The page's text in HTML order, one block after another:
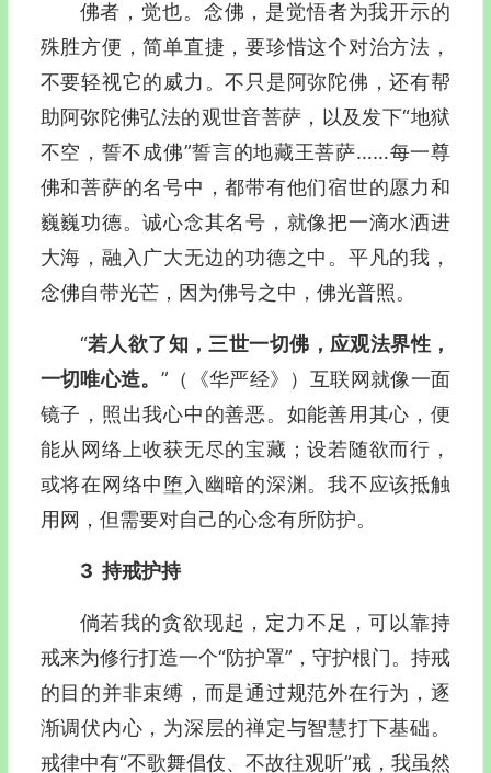
佛者，觉也。念佛，是觉悟者为我开示的
殊胜方便，简单直捷，要珍惜这个对治方法，
不要轻视它的威力。不只是阿弥陀佛，还有帮
助阿弥陀佛弘法的观世音菩萨，以及发下“地狱
不空，誓不成佛”誓言的地藏王菩萨……每一尊
佛和菩萨的名号中，都带有他们宿世的愿力和
巍巍功德。诚心念其名号，就像把一滴水洒进
大海，融入广大无边的功德之中。平凡的我，
念佛自带光芒，因为佛号之中，佛光普照。
“若人欲了知，三世一切佛，应观法界性，
一切唯心造。 ” （《华严经》） 互联网就像一面
镜子，照出我心中的善恶。如能善用其心，便
能从网络上收获无尽的宝藏；设若随欲而行，
或将在网络中堕入幽暗的深渊。我不应该抵触
用网，但需要对自己的心念有所防护。
3 持戒护持
倘若我的贪欲现起，定力不足，可以靠持
戒来为修行打造一个“防护罩”，守护根门。持戒
的目的并非束缚，而是通过规范外在行为，逐
渐调伏内心，为深层的禅定与智慧打下基础。
戒律中有“不歌舞倡伎、不故往观听”戒，我虽然